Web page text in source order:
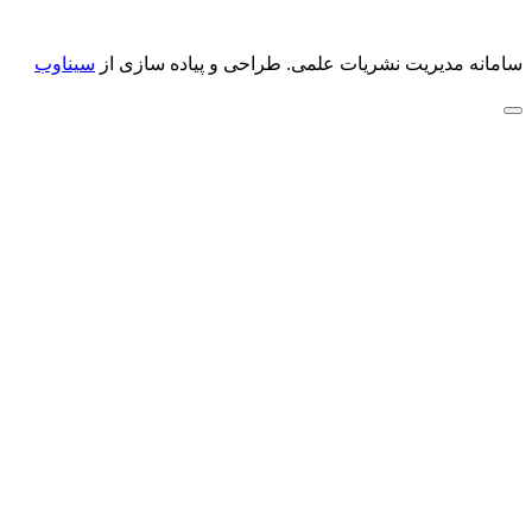
سامانه مدیریت نشریات علمی. طراحی و پیاده سازی از سیناوب